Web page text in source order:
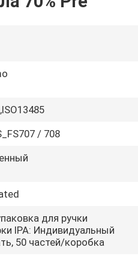
/ 708
для ручки
IPA: Индивидуальный
50 частей/коробка